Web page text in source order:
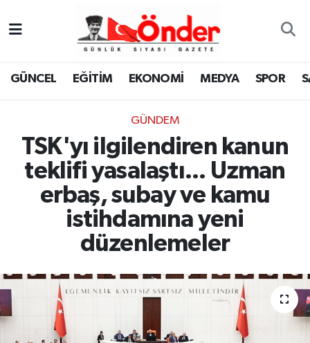
GÜNCEL EĞİTİM EKONOMİ MEDYA SPOR
GÜNDEM
TSK'yı ilgilendiren kanun
teklifi yasalaştı... Uzman
erbaş, subay ve kamu
istihdamına yeni
düzenlemeler
GÜNCEL
MEDYA
SPOR
SAĞLIK
YAŞAM
RESMİ İLAN
Zonguldak Nöbetçi Eczaneler
Zonguldak Namaz Vakitleri
Zonguldak Trafik Yoğunluk Haritası
TFF 3.Lig 4.Grup Puan Durumu ve Fikstür
Tüm Manşetler
Haber Arşivi